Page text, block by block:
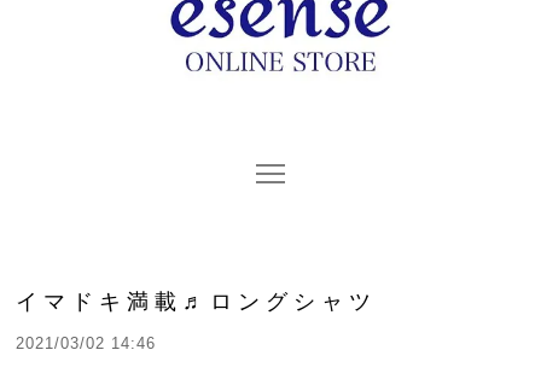
イマドキ満載♬ロングシャツ
2021/03/02 14:46